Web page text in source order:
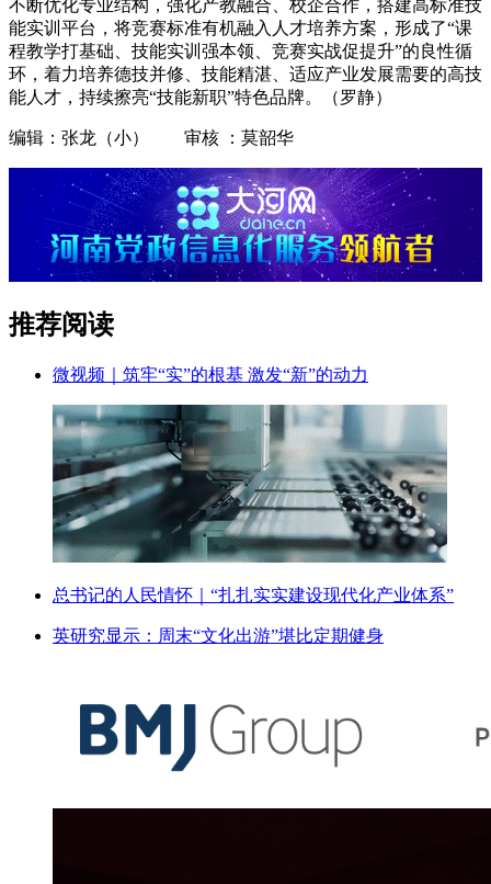
不断优化专业结构，强化产教融合、校企合作，搭建高标准技
能实训平台，将竞赛标准有机融入人才培养方案，形成了“课
程教学打基础、技能实训强本领、竞赛实战促提升”的良性循
环，着力培养德技并修、技能精湛、适应产业发展需要的高技
能人才，持续擦亮“技能新职”特色品牌。（罗静）
编辑：张龙（小） 审核 ：莫韶华
推荐阅读
微视频｜筑牢“实”的根基 激发“新”的动力
总书记的人民情怀｜“扎扎实实建设现代化产业体系”
英研究显示：周末“文化出游”堪比定期健身